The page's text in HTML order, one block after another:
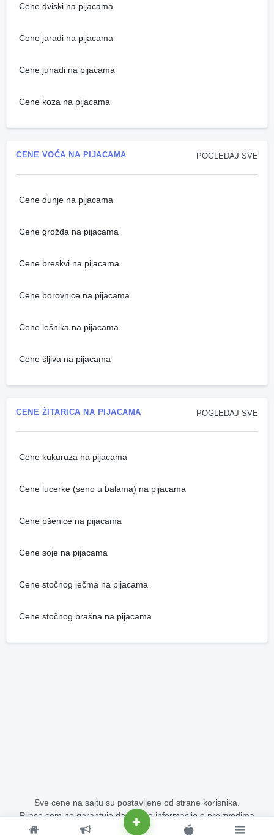
Cene dviski na pijacama
Cene jaradi na pijacama
Cene junadi na pijacama
Cene koza na pijacama
POGLEDAJ SVE
CENE VOĆA NA PIJACAMA
Cene dunje na pijacama
Cene grožđa na pijacama
Cene breskvi na pijacama
Cene borovnice na pijacama
Cene lešnika na pijacama
Cene šljiva na pijacama
POGLEDAJ SVE
CENE ŽITARICA NA PIJACAMA
Cene kukuruza na pijacama
Cene lucerke (seno u balama) na pijacama
Cene pšenice na pijacama
Cene soje na pijacama
Cene stočnog ječma na pijacama
Cene stočnog brašna na pijacama
Sve cene na sajtu su postavljene od strane korisnika.
Pijace.com ne garantuje da su sve informacije o proizvodima
potpuno tačne i bez grešaka.